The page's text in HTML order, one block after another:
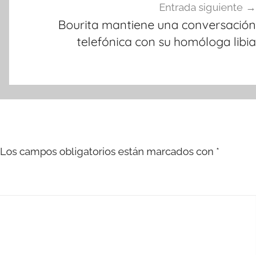
Entrada siguiente
Bourita mantiene una conversación
telefónica con su homóloga libia
Los campos obligatorios están marcados con *